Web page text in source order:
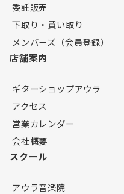
委託販売
下取り・買い取り
メンバーズ（会員登録）
店舗案内
ギターショップアウラ
アクセス
営業カレンダー
会社概要
スクール
アウラ音楽院